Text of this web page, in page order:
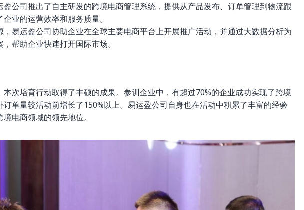
公司推出了自主研发的跨境电商管理系统，提供从产品发布、订单管理到物流跟
业的运营效率和服务质量。
，易运盈公司协助企业在全球主要电商平台上开展推广活动，并通过大数据分析为
帮助企业快速打开国际市场。
次培育行动取得了丰硕的成果。参训企业中，有超过70%的企业成功实现了跨境
单量较活动前增长了150%以上。易运盈公司自身也在活动中积累了丰富的经验
电商领域的领先地位。